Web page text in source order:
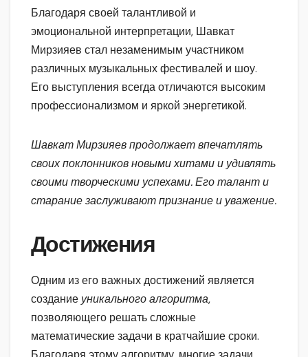
Благодаря своей талантливой и
эмоциональной интерпретации, Шавкат
Мирзияев стал незаменимым участником
различных музыкальных фестивалей и шоу.
Его выступления всегда отличаются высоким
профессионализмом и яркой энергетикой.
Шавкат Мирзияев продолжает впечатлять
своих поклонников новыми хитами и удивлять
своими творческими успехами. Его талант и
старание заслуживают признание и уважение.
Достижения
Одним из его важных достижений является
создание уникального алгоритма,
позволяющего решать сложные
математические задачи в кратчайшие сроки.